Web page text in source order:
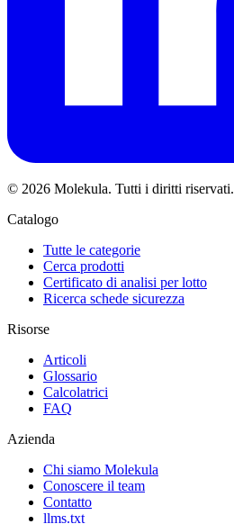
© 2026 Molekula. Tutti i diritti riservati.
Catalogo
Tutte le categorie
Cerca prodotti
Certificato di analisi per lotto
Ricerca schede sicurezza
Risorse
Articoli
Glossario
Calcolatrici
FAQ
Azienda
Chi siamo Molekula
Conoscere il team
Contatto
llms.txt